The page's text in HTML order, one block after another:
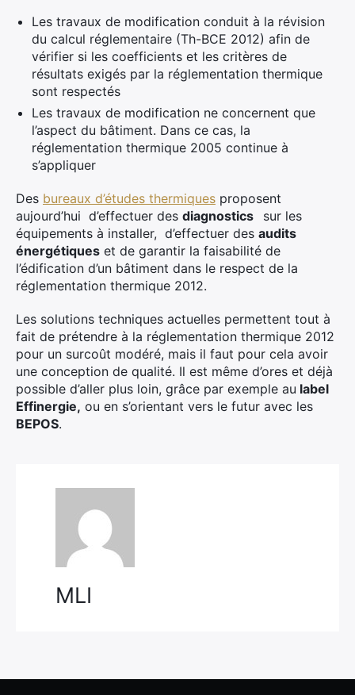
Les travaux de modification conduit à la révision
du calcul réglementaire (Th-BCE 2012) afin de
vérifier si les coefficients et les critères de
résultats exigés par la réglementation thermique
sont respectés
Les travaux de modification ne concernent que
l’aspect du bâtiment. Dans ce cas, la
réglementation thermique 2005 continue à
s’appliquer
Des bureaux d’études thermiques proposent
aujourd’hui d’effectuer des diagnostics sur les
équipements à installer, d’effectuer des audits
énergétiques et de garantir la faisabilité de
l’édification d’un bâtiment dans le respect de la
réglementation thermique 2012.
Les solutions techniques actuelles permettent tout à
fait de prétendre à la réglementation thermique 2012
pour un surcoût modéré, mais il faut pour cela avoir
une conception de qualité. Il est même d’ores et déjà
possible d’aller plus loin, grâce par exemple au label
Effinergie, ou en s’orientant vers le futur avec les
BEPOS.
MLI